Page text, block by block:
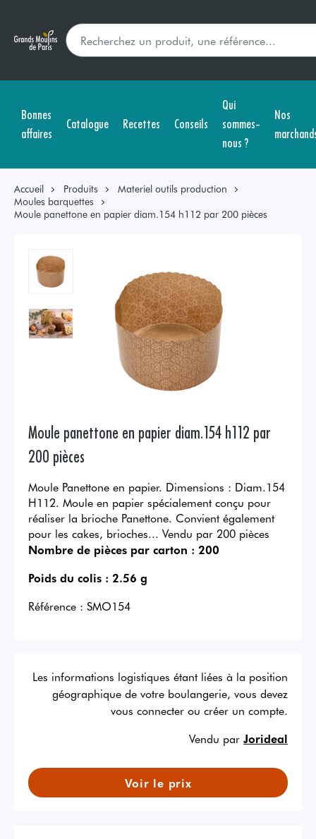
Bonnes
affaires
Catalogue Recettes Conseils
Qui
sommes-
nous ?
Nos
Accueil Produits
Materiel outils production
Moules barquettes
Moule panettone en papier diam.154 h112 par 200 pièces
Moule panettone en papier diam.154 h112 par
200 pièces
Moule Panettone en papier. Dimensions : Diam.154
H112. Moule en papier spécialement conçu pour
réaliser la brioche Panettone. Convient également
pour les cakes, brioches... Vendu par 200 pièces
Nombre de pièces par carton : 200
Poids du colis : 2.56 g
Référence : SMO154
Les informations logistiques étant liées à la position
géographique de votre boulangerie, vous devez
vous connecter ou créer un compte.
Vendu par Jorideal
Voir le prix